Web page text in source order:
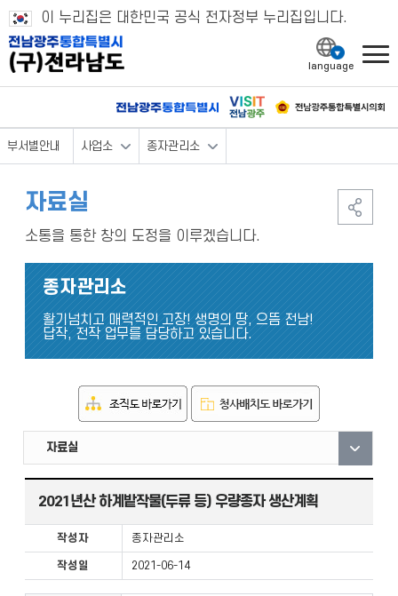
이 누리집은 대한민국 공식 전자정부 누리집입니다.
부서별안내 사업소 종자관리소
자료실
소통을 통한 창의 도정을 이루겠습니다.
종자관리소
활기넘치고 매력적인 고장! 생명의 땅, 으뜸 전남!
답작, 전작 업무를 담당하고 있습니다.
직원안내
부서안내
자료실
2021년산 하계밭작물(두류 등) 우량종자 생산계획
작성자 종자관리소
작성일 2021-06-14